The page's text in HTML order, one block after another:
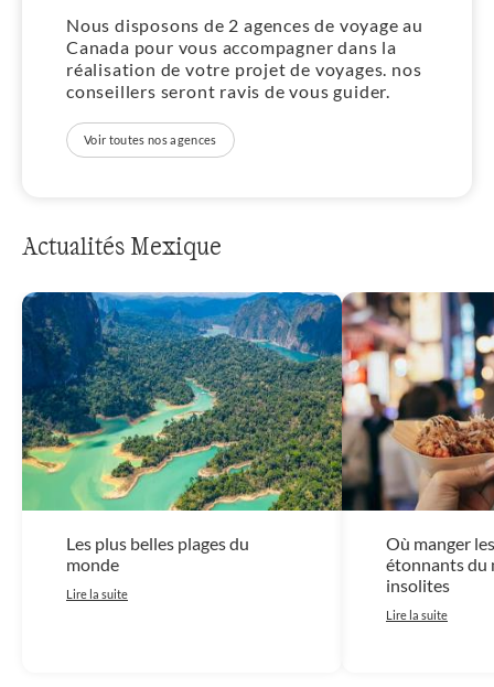
Nous disposons de 2 agences de voyage au
Canada pour vous accompagner dans la
réalisation de votre projet de voyages. nos
conseillers seront ravis de vous guider.
Voir toutes nos agences
Actualités Mexique
Les plus belles plages du
monde
Lire la suite
Où manger
étonnants du
insolites
Lire la suite